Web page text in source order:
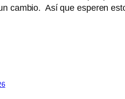
cambio. Así que esperen